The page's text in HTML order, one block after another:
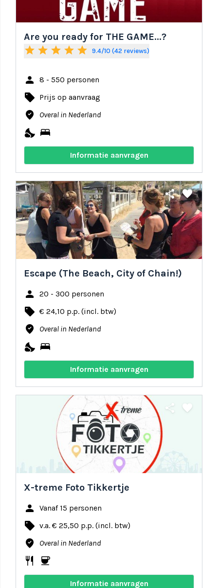
Are you ready for THE GAME...?
star star star star star 9.4/10 (42 reviews)
person 8 - 550 personen
local_offer Prijs op aanvraag
where_to_vote Overal in Nederland
nights_stay bed
Informatie aanvragen
share favorite
Escape (The Beach, City of Chain!)
person 20 - 300 personen
local_offer € 24,10 p.p. (incl. btw)
where_to_vote Overal in Nederland
nights_stay bed
Informatie aanvragen
share favorite
X-treme Foto Tikkertje
person Vanaf 15 personen
local_offer v.a. € 25,50 p.p. (incl. btw)
where_to_vote Overal in Nederland
restaurant coffee
Informatie aanvragen